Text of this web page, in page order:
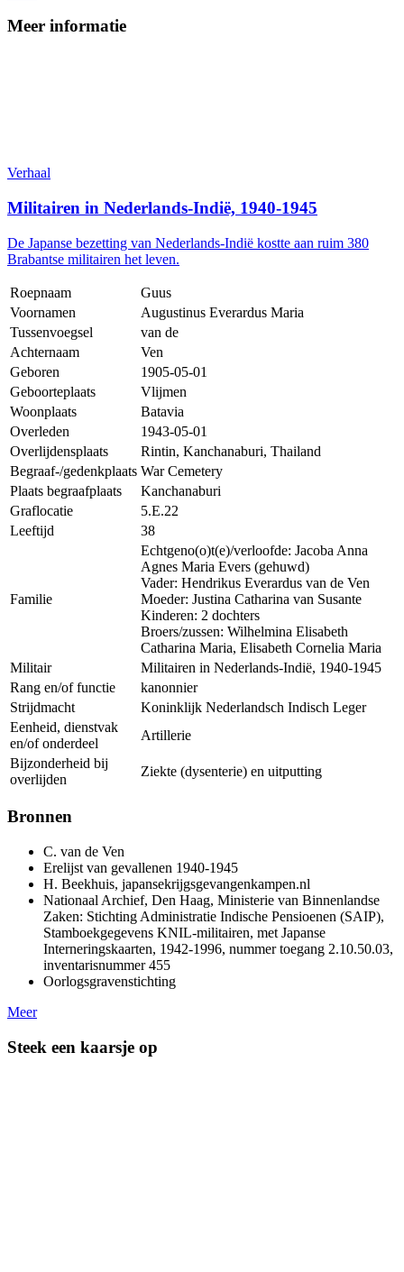
Meer informatie
Verhaal
Militairen in Nederlands-Indië, 1940-1945
De Japanse bezetting van Nederlands-Indië kostte aan ruim 380
Brabantse militairen het leven.
Roepnaam
Guus
Voornamen
Augustinus Everardus Maria
Tussenvoegsel
van de
Achternaam
Ven
Geboren
1905-05-01
Geboorteplaats
Vlijmen
Woonplaats
Batavia
Overleden
1943-05-01
Overlijdensplaats
Rintin, Kanchanaburi, Thailand
Begraaf-/gedenkplaats War Cemetery
Plaats begraafplaats
Kanchanaburi
Graflocatie
5.E.22
Leeftijd
38
Familie
Echtgeno(o)t(e)/verloofde: Jacoba Anna
Agnes Maria Evers (gehuwd)
Vader: Hendrikus Everardus van de Ven
Moeder: Justina Catharina van Susante
Kinderen: 2 dochters
Broers/zussen: Wilhelmina Elisabeth
Catharina Maria, Elisabeth Cornelia Maria
Militair
Militairen in Nederlands-Indië, 1940-1945
Rang en/of functie
kanonnier
Strijdmacht
Koninklijk Nederlandsch Indisch Leger
Eenheid, dienstvak
en/of onderdeel
Artillerie
Bijzonderheid bij
overlijden
Ziekte (dysenterie) en uitputting
Bronnen
C. van de Ven
Erelijst van gevallenen 1940-1945
H. Beekhuis, japansekrijgsgevangenkampen.nl
Nationaal Archief, Den Haag, Ministerie van Binnenlandse
Zaken: Stichting Administratie Indische Pensioenen (SAIP),
Stamboekgegevens KNIL-militairen, met Japanse
Interneringskaarten, 1942-1996, nummer toegang 2.10.50.03,
inventarisnummer 455
Oorlogsgravenstichting
Meer
Steek een kaarsje op